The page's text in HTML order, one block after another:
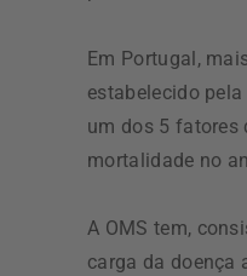
Em Portugal,
estabelecido
um dos 5 fatores
mortalidade no
A OMS tem,
carga da doença